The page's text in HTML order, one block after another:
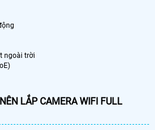
ngoài trời
LẮP CAMERA WIFI FULL